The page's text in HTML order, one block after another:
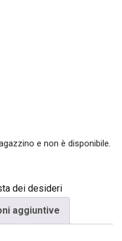
e non è disponibile.
dei desideri
aggiuntive